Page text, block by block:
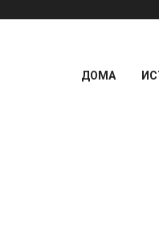
ДОМА